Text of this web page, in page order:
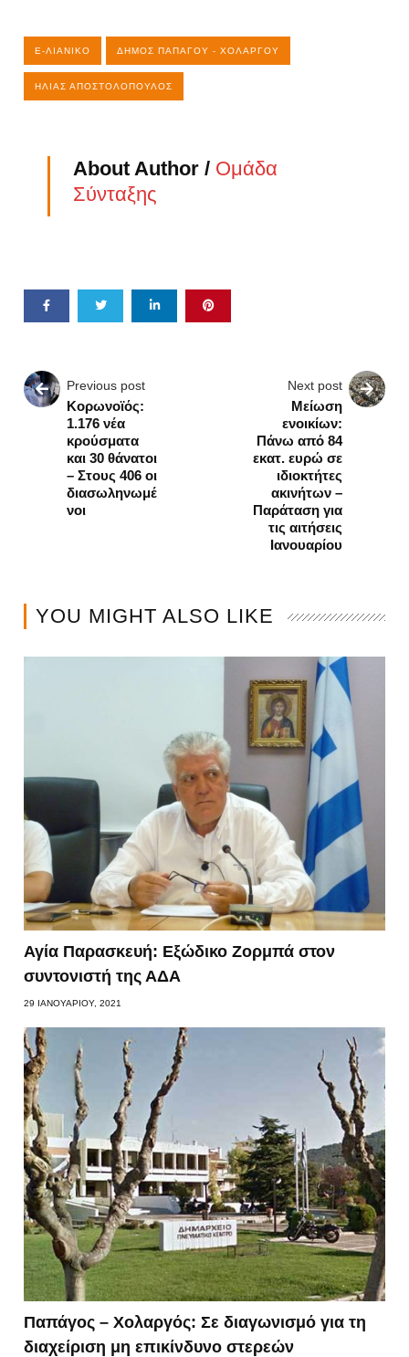
E-ΛΙΑΝΙΚΌ ΔΉΜΟΣ ΠΑΠΆΓΟΥ - ΧΟΛΑΡΓΟΎ
ΗΛΊΑΣ ΑΠΟΣΤΟΛΌΠΟΥΛΟΣ
About Author / Ομάδα
Σύνταξης
Previous post
Κορωνοϊός:
1.176 νέα
κρούσματα
και 30 θάνατοι
– Στους 406 οι
διασωληνωμέ
νοι
Next post
Μείωση
ενοικίων:
Πάνω από 84
εκατ. ευρώ σε
ιδιοκτήτες
ακινήτων –
Παράταση για
τις αιτήσεις
Ιανουαρίου
YOU MIGHT ALSO LIKE
Αγία Παρασκευή: Εξώδικο Ζορμπά στον
συντονιστή της ΑΔΑ
29 ΙΑΝΟΥΑΡΊΟΥ, 2021
Παπάγος – Χολαργός: Σε διαγωνισμό για τη
διαχείριση μη επικίνδυνο στερεών